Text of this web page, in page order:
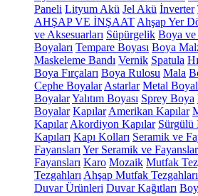
Paneli Lityum Akü Jel Akü İnverter
AHŞAP VE İNŞAAT Ahşap Yer
ve Aksesuarları Süpürgelik Boya
Boyaları Tempare Boyası Boya
Maskeleme Bandı Vernik Spatula
Boya Fırçaları Boya Rulosu Mala
Cephe Boyalar Astarlar Metal
BoyalarYalıtım Boyası Sprey Boya
Boyalar Kapılar Amerikan Kapılar
Kapılar Akordiyon Kapılar Sürgülü
Kapıları Kapı Kolları Seramik ve
Fayansları Yer Seramik ve
Fayansları Karo Mozaik Mutfak
Tezgahları Ahşap Mutfak Tezgahları
Duvar Ürünleri Duvar Kağıtları